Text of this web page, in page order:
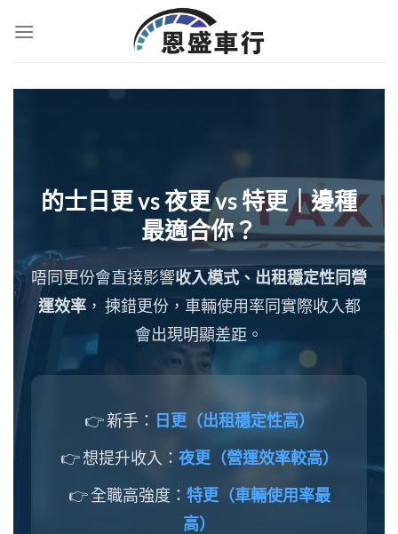
的士日更 vs 夜更 vs 特更｜邊種
最適合你？
唔同更份會直接影響收入模式、出租穩定性同營
運效率， 揀錯更份，車輛使用率同實際收入都
會出現明顯差距。
👉 新手： 日更（出租穩定性高）
👉 想提升收入： 夜更（營運效率較高）
👉 全職高強度： 特更（車輛使用率最
高）